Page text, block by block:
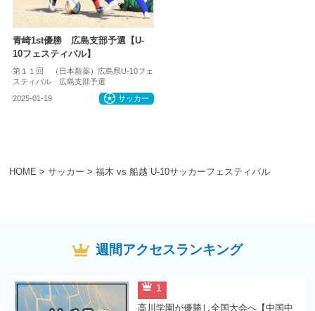
HOME > サッカー > 福木 vs 船越 U-10サッカーフェスティバル
青崎1st優勝 広島支部予選【U-
10フェスティバル】
第１１回 （日本新薬）広島県U-10フェ
スティバル 広島支部予選
2025-01-19 サッカー
週間アクセスランキング
1
高川学園が優勝し全国大会へ【中国中